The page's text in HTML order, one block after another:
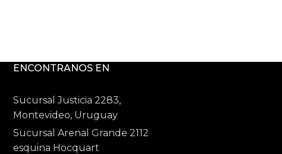
ENCONTRANOS EN
Sucursal Justicia 2283,
Montevideo, Uruguay
Sucursal Arenal Grande 2112
esquina Hocquart